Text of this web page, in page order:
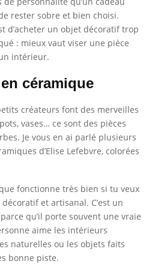
rester sobre et bien choisi.
d’acheter un objet décoratif trop
: mieux vaut viser une pièce
intérieur.
céramique
créateurs font des merveilles
vases… ce sont des pièces
Je vous en ai parlé plusieurs
d’Elise Lefebvre, colorées
fonctionne très bien si tu veux
et artisanal. C’est un
qu’il porte souvent une vraie
aime les intérieurs
naturelles ou les objets faits
bonne piste.